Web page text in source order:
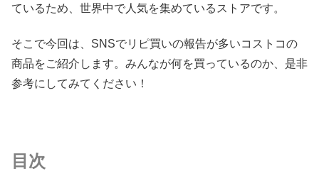
ているため、世界中で人気を集めているストアです。
そこで今回は、SNSでリピ買いの報告が多いコストコの
商品をご紹介します。みんなが何を買っているのか、是非
参考にしてみてください！
目次